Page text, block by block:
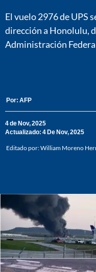
El vuelo 2976 de UPS
dirección a Honolulu,
Administración
Por: AFP
4 de Nov, 2025
Actualizado: 4 De Nov, 2025
Editado por:William Moreno